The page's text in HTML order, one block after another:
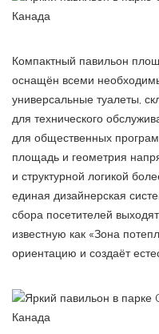
Компактный павильон
оснащён всеми
универсальные туалеты,
для технического
для общественных
площадь и геометрия
и структурной логикой
единая дизайнерская
сбора посетителей
известную как «Зона
ориентацию и создаёт